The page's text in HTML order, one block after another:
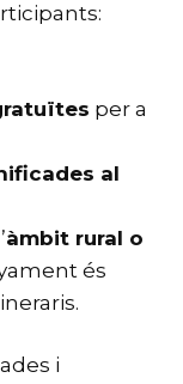
per a
al
àmbit rural o
és
i